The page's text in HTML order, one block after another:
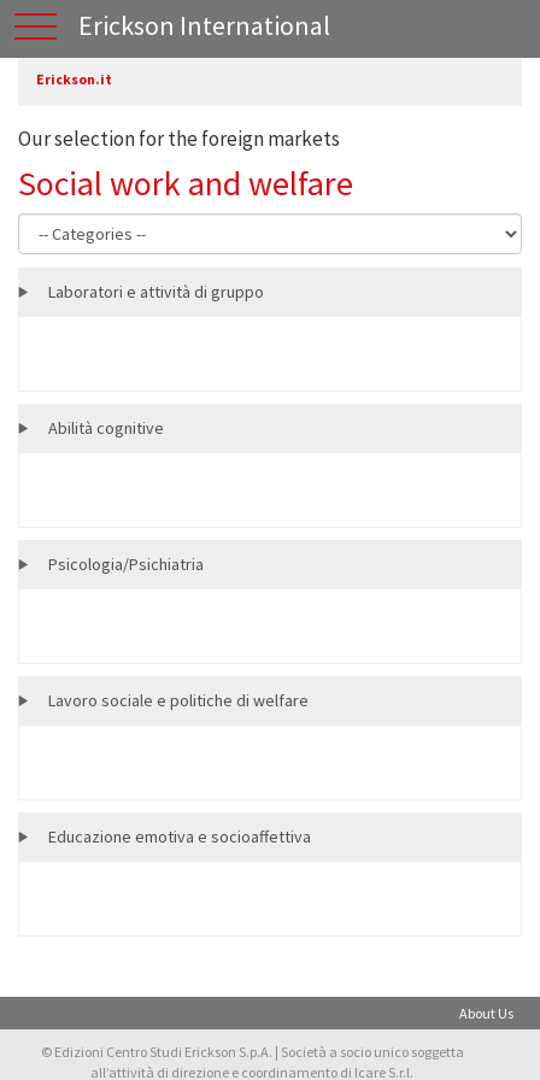
Erickson International
Erickson.it
Our selection for the foreign markets
Social work and welfare
Laboratori e attività di gruppo
Abilità cognitive
Psicologia/Psichiatria
Lavoro sociale e politiche di welfare
Educazione emotiva e socioaffettiva
About Us
© Edizioni Centro Studi Erickson S.p.A. | Società a socio unico soggetta
all’attività di direzione e coordinamento di Icare S.r.l.